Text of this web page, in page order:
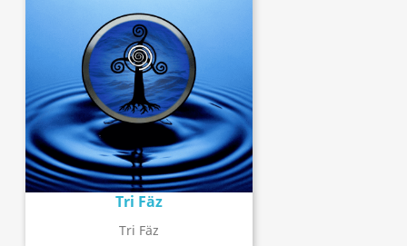
Tri Fäz
Tri Fäz